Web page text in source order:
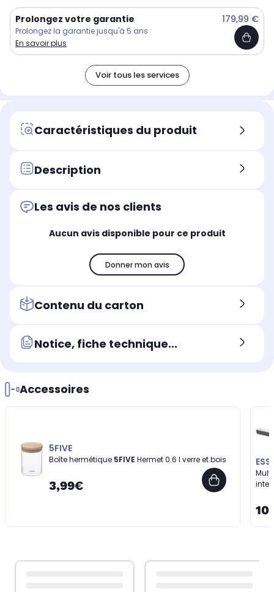
Prolongez votre garantie 179,99 €
Prolongez la garantie jusqu'à 5 ans
En savoir plus
Voir tous les services
Caractéristiques du produit
Description
Les avis de nos clients
Aucun avis disponible pour ce produit
Donner mon avis
Contenu du carton
Notice, fiche technique...
Accessoires
5FIVE
Boîte hermétique 5FIVE Hermet 0.6 l verre et bois
3,99€